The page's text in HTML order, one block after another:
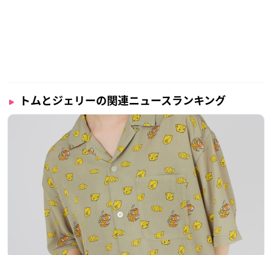
トムとジェリーの関連ニュースランキング